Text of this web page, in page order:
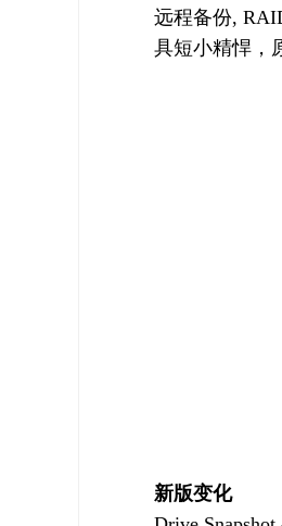
远程备份,
具短小精悍，
新版变化